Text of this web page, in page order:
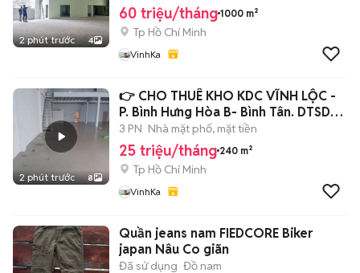
2 phút trước 4
60 triệu/tháng 1000 m²
Tp Hồ Chí Minh
VinhKa
2 phút trước 8
👉 CHO THUÊ KHO KDC VĨNH LỘC -
P. Bình Hưng Hòa B- Bình Tân. DTSD
360M2
3 PN Nhà mặt phố, mặt tiền
25 triệu/tháng 240 m²
Tp Hồ Chí Minh
VinhKa
Quần jeans nam FIEDCORE Biker
japan Nâu Co giãn
Đã sử dụng Đồ nam